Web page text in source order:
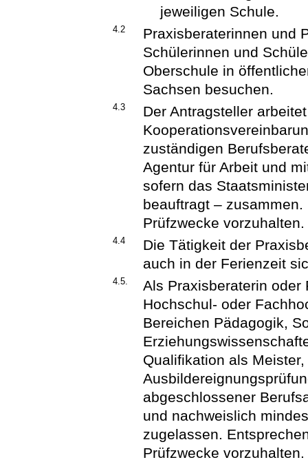
jeweiligen Schule.
4.2
Praxisberaterinnen und
Schülerinnen und
Oberschule in
Sachsen besuchen.
4.3
Der Antragsteller
zuständigen
Agentur für Arbeit und
sofern das
beauftragt –
Prüfzwecke vorzuhalten.
4.4
Die Tätigkeit der
auch in der Ferienzeit
4.5.
Als Praxisberaterin oder
Hochschul- oder
Bereichen Pädagogik,
Qualifikation als
abgeschlossener
und nachweislich
zugelassen.
Prüfzwecke vorzuhalten.